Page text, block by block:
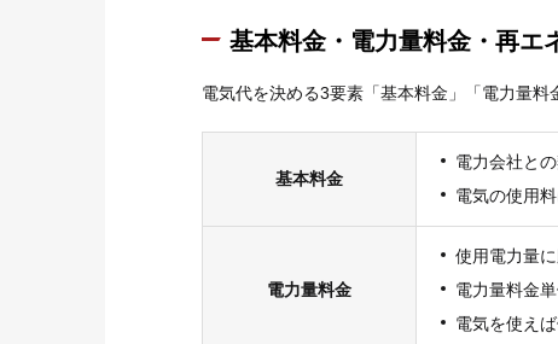
基本料金・電力量料金・再エ
電気代を決める3要素「基本料金」「電力量料
基本料金
電力会社と
電気の使用
電力量料金
使用電力量
電力量料金
電気を使え